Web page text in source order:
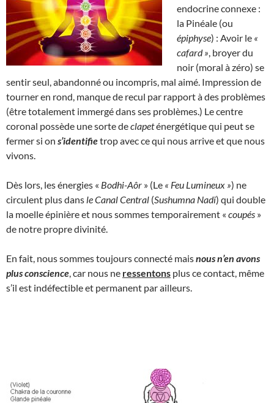
endocrine connexe :
la Pinéale (ou
épiphyse) : Avoir le «
cafard » , broyer du
noir (moral à zéro) se
sentir seul, abandonné ou incompris, mal aimé. Impression de
tourner en rond, manque de recul par rapport à des problèmes
(être totalement immergé dans ses problèmes.) Le centre
coronal possède une sorte declapeténergétique qui peut se
fermer si on s’identifietrop avec ce qui nous arrive et que nous
vivons.
Dès lors, les énergies « Bodhi-Aôr » (Le « Feu Lumineux ») ne
circulent plus dans le Canal Central (Sushumna Nadi) qui double
la moelle épinière et nous sommes temporairement « coupés »
de notre propre divinité.
En fait, nous sommes toujours connecté maisnous n’en avons
plus conscience , car nous ne ressentons plus ce contact, même
s’il est indéfectible et permanent par ailleurs.